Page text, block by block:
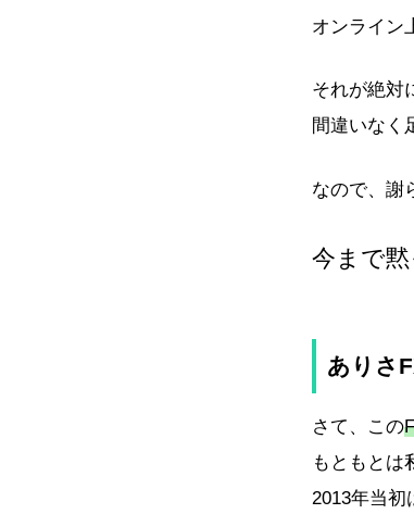
オンライン
それが絶対
間違いなく
なので、謝
今まで
ありさ
さて、この
もともとは
2013年当初